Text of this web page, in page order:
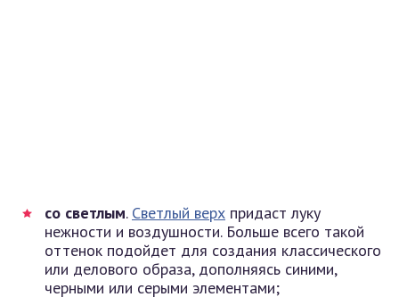
со светлым. Светлый верх придаст луку
нежности и воздушности. Больше всего такой
оттенок подойдет для создания классического
или делового образа, дополняясь синими,
черными или серыми элементами;